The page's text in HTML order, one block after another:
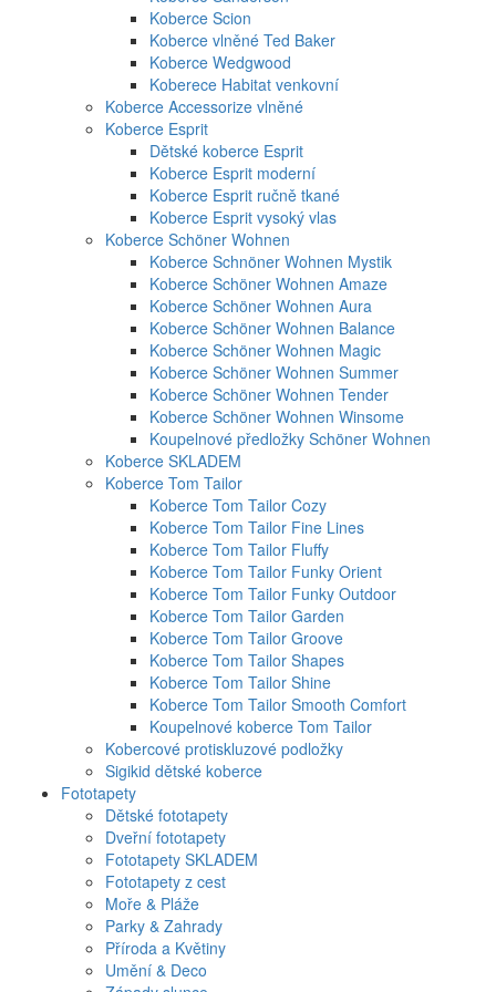
Koberce Scion
Koberce vlněné Ted Baker
Koberce Wedgwood
Koberece Habitat venkovní
Koberce Accessorize vlněné
Koberce Esprit
Dětské koberce Esprit
Koberce Esprit moderní
Koberce Esprit ručně tkané
Koberce Esprit vysoký vlas
Koberce Schöner Wohnen
Koberce Schnöner Wohnen Mystik
Koberce Schöner Wohnen Amaze
Koberce Schöner Wohnen Aura
Koberce Schöner Wohnen Balance
Koberce Schöner Wohnen Magic
Koberce Schöner Wohnen Summer
Koberce Schöner Wohnen Tender
Koberce Schöner Wohnen Winsome
Koupelnové předložky Schöner Wohnen
Koberce SKLADEM
Koberce Tom Tailor
Koberce Tom Tailor Cozy
Koberce Tom Tailor Fine Lines
Koberce Tom Tailor Fluffy
Koberce Tom Tailor Funky Orient
Koberce Tom Tailor Funky Outdoor
Koberce Tom Tailor Garden
Koberce Tom Tailor Groove
Koberce Tom Tailor Shapes
Koberce Tom Tailor Shine
Koberce Tom Tailor Smooth Comfort
Koupelnové koberce Tom Tailor
Kobercové protiskluzové podložky
Sigikid dětské koberce
Fototapety
Dětské fototapety
Dveřní fototapety
Fototapety SKLADEM
Fototapety z cest
Moře & Pláže
Parky & Zahrady
Příroda a Květiny
Umění & Deco